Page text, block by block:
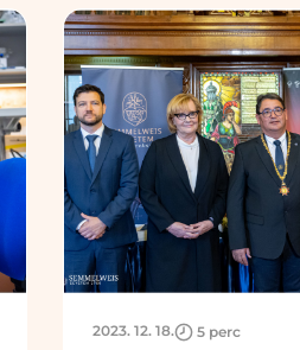
2023. 12. 18. 5 perc